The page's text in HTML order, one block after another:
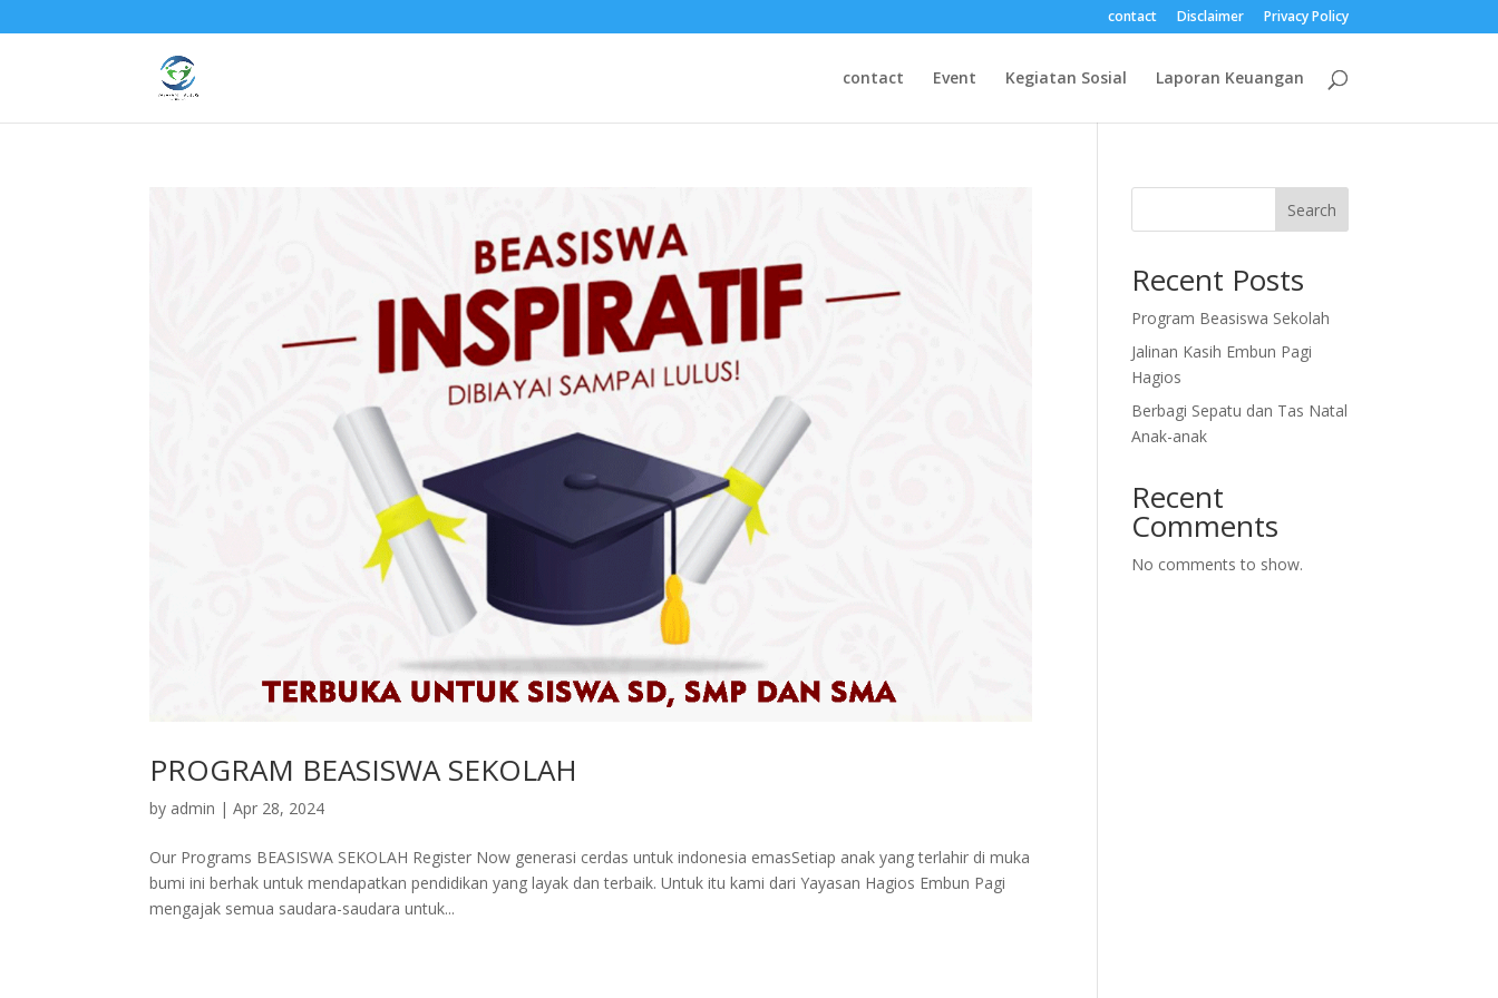
contact Disclaimer Privacy Policy
contact Event Kegiatan Sosial Laporan Keuangan
PROGRAM BEASISWA SEKOLAH
by admin |Apr 28, 2024
Our Programs BEASISWA SEKOLAH Register Now generasi cerdas untuk indonesia emasSetiap anak yang terlahir di muka
bumi ini berhak untuk mendapatkan pendidikan yang layak dan terbaik. Untuk itu kami dari Yayasan Hagios Embun Pagi
mengajak semua saudara-saudara untuk...
Search
Recent Posts
Program Beasiswa Sekolah
Jalinan Kasih Embun Pagi
Hagios
Berbagi Sepatu dan Tas Natal
Anak-anak
Recent
Comments
No comments to show.